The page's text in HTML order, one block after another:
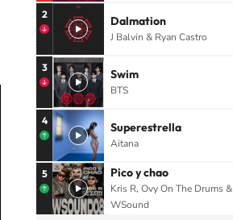
2 Dalmation
J Balvin & Ryan Castro
3 Swim
BTS
4 Superestrella
Aitana
5 Pico y chao
Kris R, Ovy On The Drums &
WSound